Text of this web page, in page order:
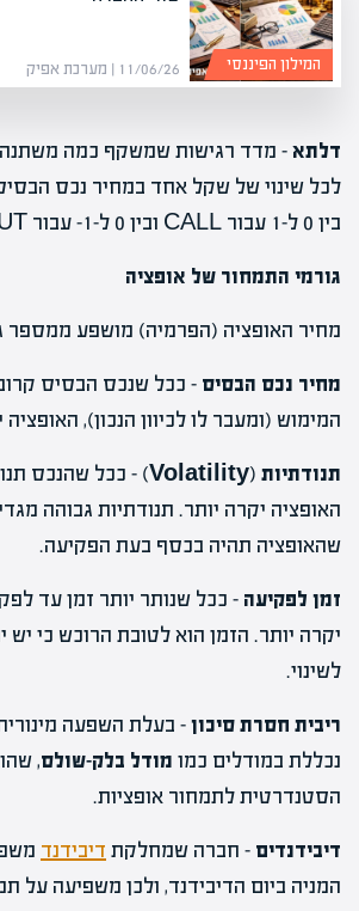
11/06/26 | מערכת אפיק המילון הפיננסי
דלתא– מדד רגישות שמשקף כמה משתנה
לכל שינוי של שקל אחד במחיר נכס
בין 0 ל-1 עבור CALL ובין 0 ל-1- עבור PUT.
גורמי התמחור של אופציה
מחיר האופציה (הפרמיה) מושפע ממספר
מחיר נכס הבסיס – ככל שנכס הבסיס
המימוש (ומעבר לו לכיוון הנכון), האופציה
תנודתיות (
Volatility) – ככל שהנכס
האופציה יקרה יותר. תנודתיות גבוהה
שהאופציה תהיה בכסף בעת הפקיעה.
זמן לפקיעה – ככל שנותר יותר זמן עד
יקרה יותר. הזמן הוא לטובת הרוכש כי יש
לשינוי.
ריבית חסרת סיכון– בעלת השפעה
נכללת במודלים כמו מודל בלק-שולס,
הסטנדרטית לתמחור אופציות.
דיבידנדים – חברה שמחלקת דיבידנד
המניה ביום הדיבידנד, ולכן משפיעה על